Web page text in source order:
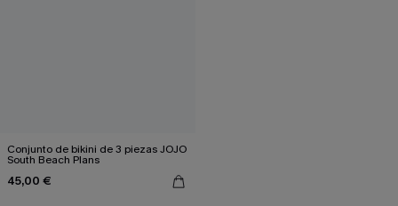
Conjunto de bikini de 3 piezas JOJO
South Beach Plans
45,00 €